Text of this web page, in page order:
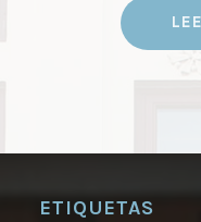
ETIQUETAS